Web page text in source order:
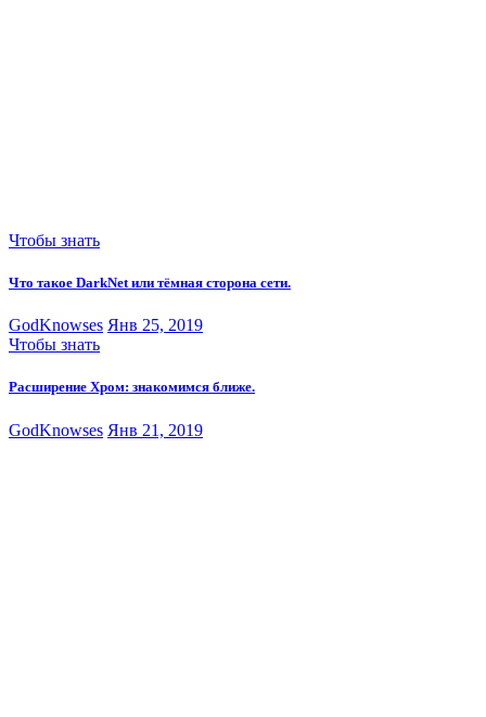
Чтобы знать
Что такое DarkNet или тёмная сторона сети.
GodKnowses Янв 25, 2019
Чтобы знать
Расширение Хром: знакомимся ближе.
GodKnowses Янв 21, 2019